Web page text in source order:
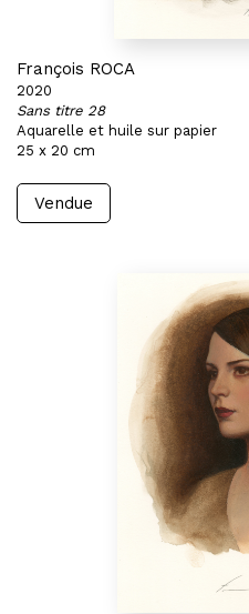
François ROCA
2020
Sans titre 28
Aquarelle et huile sur papier
25 x 20 cm
Vendue